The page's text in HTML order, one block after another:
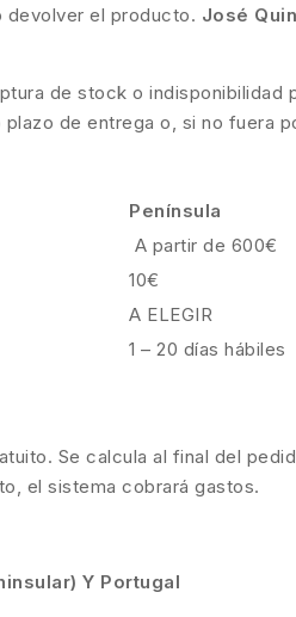
devolver el producto. José
de stock o indisponibilidad
de entrega o, si no fuera
Península
A partir de 600€
10€
A ELEGIR
1 – 20 días hábiles
Se calcula al final del
el sistema cobrará gastos.
Y Portugal